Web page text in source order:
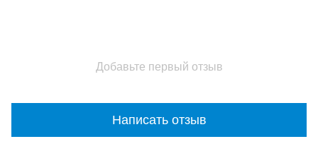
Добавьте первый отзыв
Написать отзыв